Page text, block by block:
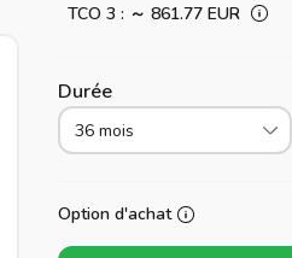
TCO 3 : ～ 861.77 EUR
Durée
36 mois
Option d'achat